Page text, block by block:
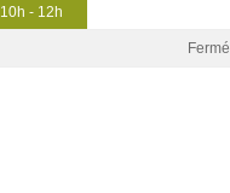
10h - 12h
Fermé